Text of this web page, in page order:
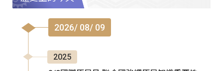
2026/ 08/ 09
2025